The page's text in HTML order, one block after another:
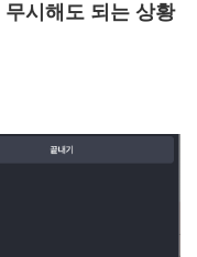
무시해도 되는 상황